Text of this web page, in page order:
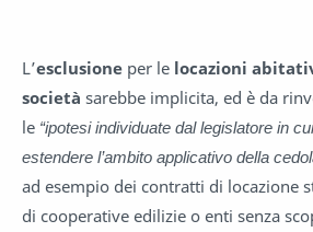
L’esclusione per le locazioni
società sarebbe implicita, ed è da
le “ipotesi individuate dal legislatore in
estendere l’ambito applicativo della
ad esempio dei contratti di locazione
di cooperative edilizie o enti senza